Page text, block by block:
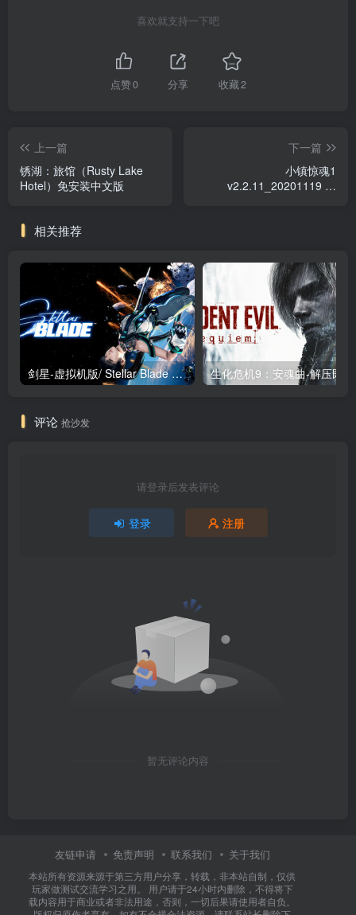
喜欢就支持一下吧
点赞0 分享 收藏2
上一篇
锈湖：旅馆（Rusty Lake
Hotel）免安装中文版
下一篇
小镇惊魂1
v2.2.11_20201119 全
相关推荐
剑星-虚拟机版/ Stellar Blade v1.4.1|Build.19963153 终极版新补丁 送修改器 免安装中文版
评论 抢沙发
请登录后发表评论
登录 注册
暂无评论内容
友链申请 免责声明 联系我们 关于我们
本站所有资源来源于第三方用户分享，转载，非本站自制，仅供
玩家做测试交流学习之用。 用户请于24小时内删除，不得将下
载内容用于商业或者非法用途，否则，一切后果请使用者自负。